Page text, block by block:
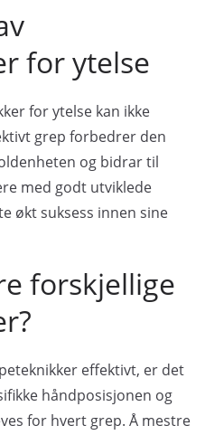
for ytelse
for ytelse kan ikke
grep forbedrer den
og bidrar til
med godt utviklede
økt suksess innen sine
forskjellige
effektivt, er det
håndposisjonen og
for hvert grep. Å mestre